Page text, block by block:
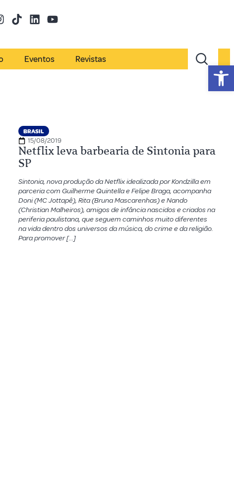
Eventos Revistas
BRASIL
15/08/2019
Netflix leva barbearia de Sintonia para
SP
Sintonia, nova produção da Netflix idealizada por Kondzilla em
parceria com Guilherme Quintella e Felipe Braga, acompanha
Doni (MC Jottapê), Rita (Bruna Mascarenhas) e Nando
(Christian Malheiros), amigos de infância nascidos e criados na
periferia paulistana, que seguem caminhos muito diferentes
na vida dentro dos universos da música, do crime e da religião.
Para promover […]